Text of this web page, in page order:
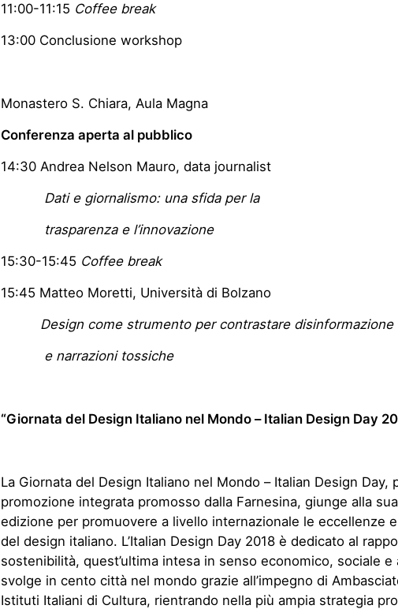
11:00-11:15 Coffee break
13:00 Conclusione workshop
Monastero S. Chiara, Aula Magna
Conferenza aperta al pubblico
14:30 Andrea Nelson Mauro, data journalist
Dati e giornalismo: una sfida per la
trasparenza e l’innovazione
15:30-15:45 Coffee break
15:45 Matteo Moretti, Università di Bolzano
Design come strumento per contrastare
e narrazioni tossiche
“Giornata del Design Italiano nel Mondo – Italian Design Day
La Giornata del Design Italiano nel Mondo – Italian Design Day,
promozione integrata promosso dalla Farnesina, giunge alla
edizione per promuovere a livello internazionale le eccellenze
del design italiano. L’Italian Design Day 2018 è dedicato al
sostenibilità, quest’ultima intesa in senso economico, sociale e
svolge in cento città nel mondo grazie all’impegno di
Istituti Italiani di Cultura, rientrando nella più ampia strategia